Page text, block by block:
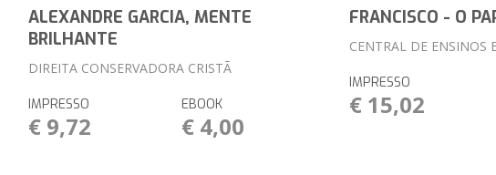
ALEXANDRE GARCIA, MENTE
BRILHANTE
DIREITA CONSERVADORA CRISTÃ
IMPRESSO
€ 9,72
EBOOK
€ 4,00
FRANCISCO - O
CENTRAL DE ENSINOS
IMPRESSO
€ 15,02